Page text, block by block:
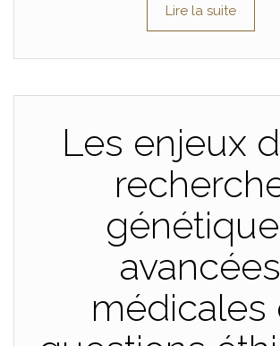
Lire la suite
Les enjeux
avancées
médicales